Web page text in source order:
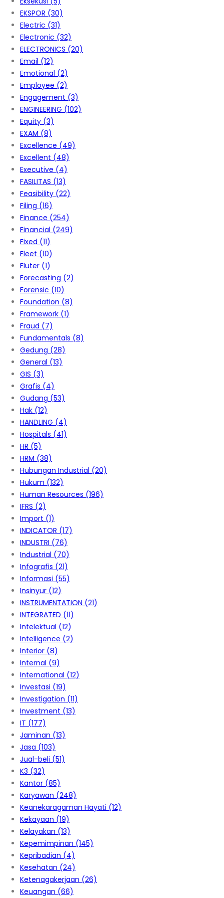
EKSPOR (30)
Electric (31)
Electronic (32)
ELECTRONICS (20)
Email (12)
Emotional (2)
Employee (2)
Engagement (3)
ENGINEERING (102)
Equity (3)
EXAM (8)
Excellence (49)
Excellent (48)
Executive (4)
FASILITAS (13)
Feasibility (22)
Filing (16)
Finance (254)
Financial (249)
Fixed (11)
Fleet (10)
Fluter (1)
Forecasting (2)
Forensic (10)
Foundation (8)
Framework (1)
Fraud (7)
Fundamentals (8)
Gedung (28)
General (13)
GIS (3)
Grafis (4)
Gudang (53)
Hak (12)
HANDLING (4)
Hospitals (41)
HR (5)
HRM (38)
Hubungan Industrial (20)
Hukum (132)
Human Resources (196)
IFRS (2)
Import (1)
INDICATOR (17)
INDUSTRI (76)
Industrial (70)
Infografis (21)
Informasi (55)
Insinyur (12)
INSTRUMENTATION (21)
INTEGRATED (11)
Intelektual (12)
Intelligence (2)
Interior (8)
Internal (9)
International (12)
Investasi (19)
Investigation (11)
Investment (13)
IT (177)
Jaminan (13)
Jasa (103)
Jual-beli (51)
K3 (32)
Kantor (85)
Karyawan (248)
Keanekaragaman Hayati (12)
Kekayaan (19)
Kelayakan (13)
Kepemimpinan (145)
Kepribadian (4)
Kesehatan (24)
Ketenagakerjaan (26)
Keuangan (66)